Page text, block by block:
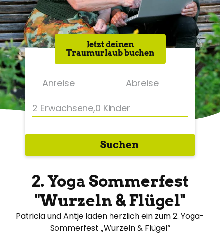
Jetzt deinen
Traumurlaub buchen
2 Erwachsene,0 Kinder
Suchen
2. Yoga Sommerfest
"Wurzeln & Flügel"
Patricia und Antje laden herzlich ein zum 2. Yoga-
Sommerfest „Wurzeln & Flügel“